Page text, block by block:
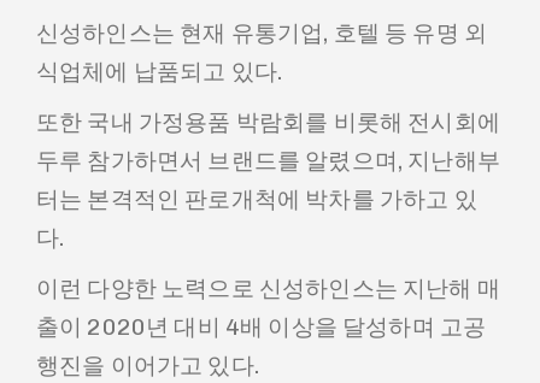
신성하인스는 현재 유통기업, 호텔 등 유명 외
식업체에 납품되고 있다.
또한 국내 가정용품 박람회를 비롯해 전시회에
두루 참가하면서 브랜드를 알렸으며, 지난해부
터는 본격적인 판로개척에 박차를 가하고 있
다.
이런 다양한 노력으로 신성하인스는 지난해 매
출이 2020년 대비 4배 이상을 달성하며 고공
행진을 이어가고 있다.